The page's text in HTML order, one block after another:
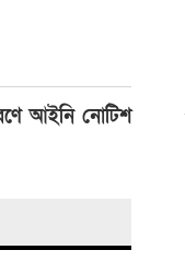
আইনি নোটিশ